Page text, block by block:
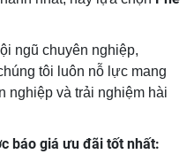
ngũ chuyên nghiệp,
tôi luôn nỗ lực mang
nghiệp và trải nghiệm hài
báo giá ưu đãi tốt nhất: